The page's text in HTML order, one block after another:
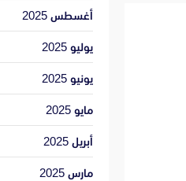
أغسطس 2025
يوليو 2025
يونيو 2025
مايو 2025
أبريل 2025
مارس 2025